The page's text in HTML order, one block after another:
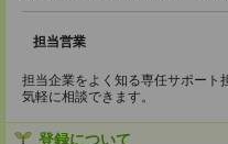
担当営業
担当企業をよく知る専任サポート
気軽に相談できます。
登録について